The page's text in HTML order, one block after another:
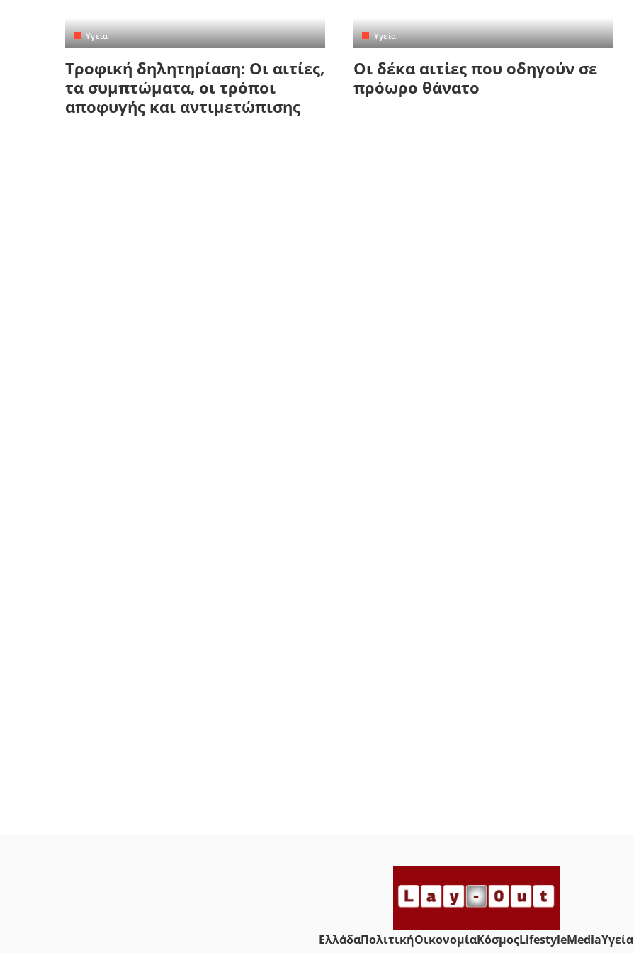
Κυκλάδες
Yγεία
Τροφική δηλητηρίαση: Οι αιτίες,
τα συμπτώματα, οι τρόποι
αποφυγής και αντιμετώπισης
Yγεία
Οι δέκα αιτίες που οδηγούν σε
πρόωρο θάνατο
ΕλλάδαΠολιτικήΟικονομίαΚόσμοςLifestyleMediaYγεία